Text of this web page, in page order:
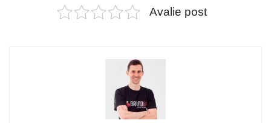
Avalie post